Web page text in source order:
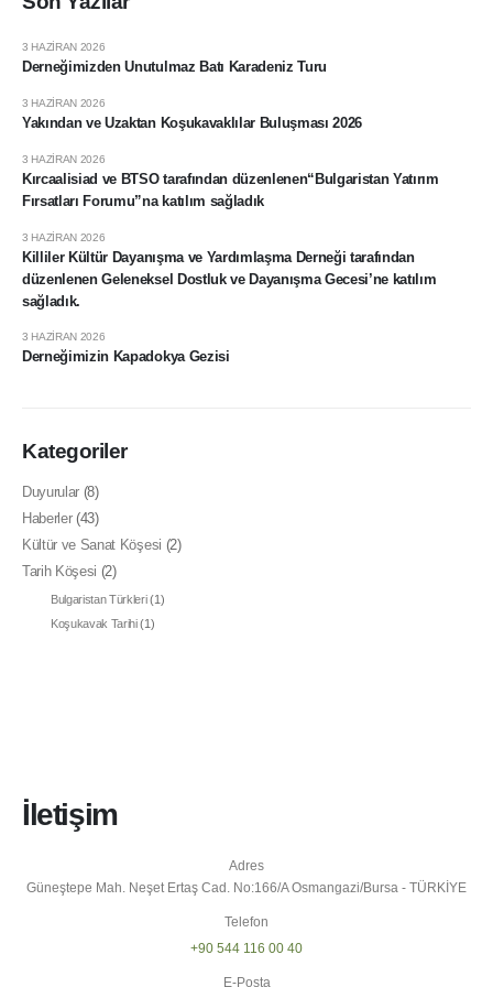
Derneğimizden Unutulmaz Batı Karadeniz Turu
3 HAZIRAN 2026
Yakından ve Uzaktan Koşukavaklılar Buluşması 2026
3 HAZIRAN 2026
Kırcaalisiad ve BTSO tarafından düzenlenen“Bulgaristan Yatırım
Fırsatları Forumu”na katılım sağladık
3 HAZIRAN 2026
Killiler Kültür Dayanışma ve Yardımlaşma Derneği tarafından
düzenlenen Geleneksel Dostluk ve Dayanışma Gecesi’ne katılım
sağladık.
3 HAZIRAN 2026
Derneğimizin Kapadokya Gezisi
3 HAZIRAN 2026
Kategoriler
Duyurular (8)
Haberler(43)
Kültür ve Sanat Köşesi (2)
Tarih Köşesi (2)
Bulgaristan Türkleri(1)
Koşukavak Tarihi(1)
İletişim
Adres
Güneştepe Mah. Neşet Ertaş Cad. No:166/A Osmangazi/Bursa - TÜRKİYE
Telefon
+90 544 116 00 40
E-Posta